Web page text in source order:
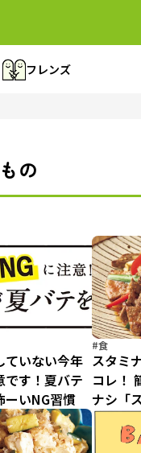
フレンズ
の
ていない今年
です！夏バテ
ーいNG習慣
#食
スタミ
コレ！
ナシ「
ラ炒め